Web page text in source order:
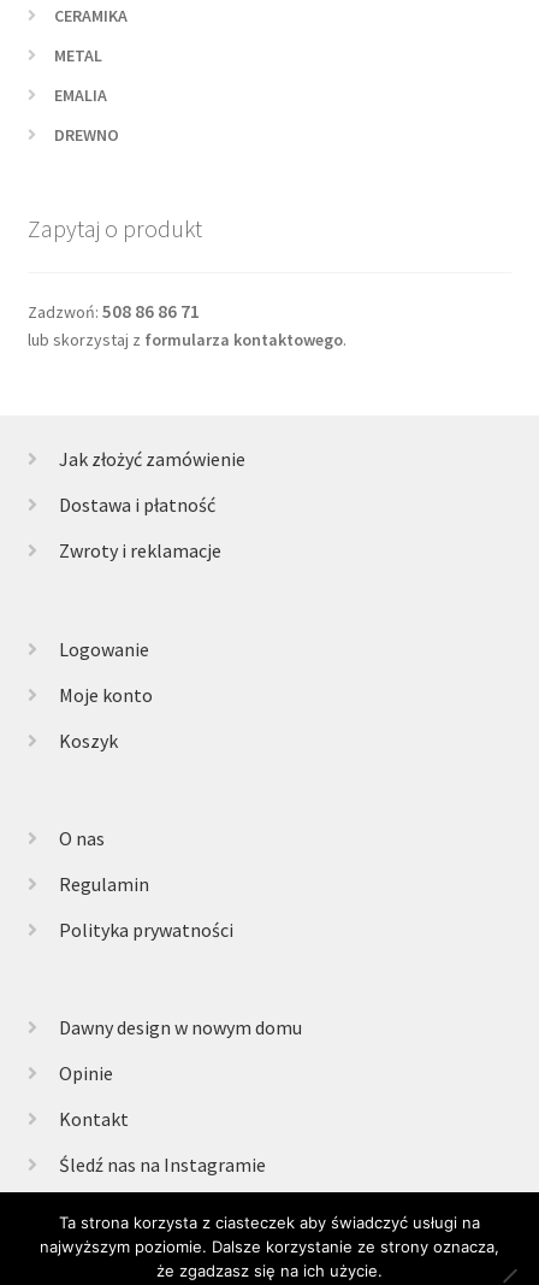
CERAMIKA
METAL
EMALIA
DREWNO
Zapytaj o produkt
Zadzwoń: 508 86 86 71
lub skorzystaj z formularza kontaktowego.
Jak złożyć zamówienie
Dostawa i płatność
Zwroty i reklamacje
Logowanie
Moje konto
Koszyk
O nas
Regulamin
Polityka prywatności
Dawny design w nowym domu
Opinie
Kontakt
Śledź nas na Instagramie
© Retrogabinet 2025
Ta strona korzysta z ciasteczek aby świadczyć usługi na
najwyższym poziomie. Dalsze korzystanie ze strony oznacza,
że zgadzasz się na ich użycie.